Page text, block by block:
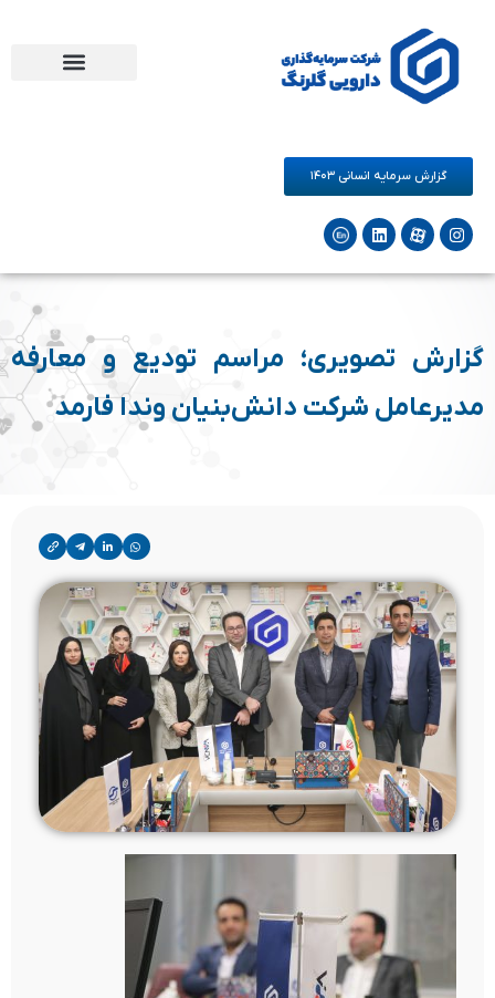
گزارش سرمایه انسانی ۱۴۰۳
گزارش تصویری؛ مراسم تودیع و معارفه
مدیرعامل شرکت دانش‌بنیان وندا فارمد